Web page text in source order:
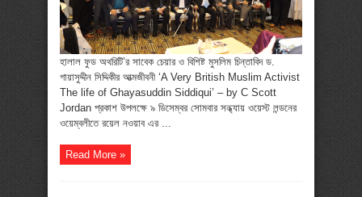
হালাল ফুড অথরিটি’র সাবেক চেয়ার ও বিশিষ্ট মুসলিম চিন্তাবিদ ড.
গায়াসুদ্দীন সিদ্দিকীর আত্মজীবনী ‘A Very British Muslim Activist
The life of Ghayasuddin Siddiqui’ – by C Scott
Jordan প্রকাশ উপলক্ষে ৯ ডিসেম্বর সোমবার সন্ধ্যায় ওয়েস্ট লন্ডনের
ওয়েম্বলীতে রয়েল নওয়াব এর ...
Read More »